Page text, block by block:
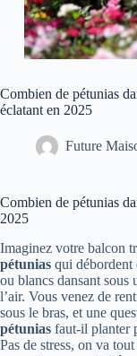
Combien de pétunias
éclatant en 2025
Future
Combien de pétunias
2025
Imaginez votre balcon
pétunias qui débordent
ou blancs dansant sous
l’air. Vous venez de
sous le bras, et une
pétunias faut-il planter
Pas de stress, on va